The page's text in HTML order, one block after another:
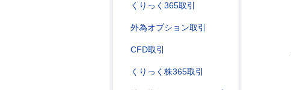
くりっく365取引
外為オプション取引
CFD取引
くりっく株365取引